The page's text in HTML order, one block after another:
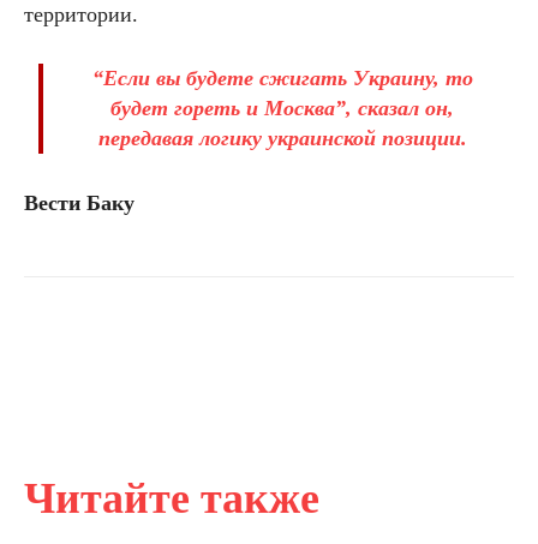
Читайте также
территории.
“Если вы будете сжигать Украину, то
будет гореть и Москва”, сказал он,
передавая логику украинской позиции.
Вести Баку